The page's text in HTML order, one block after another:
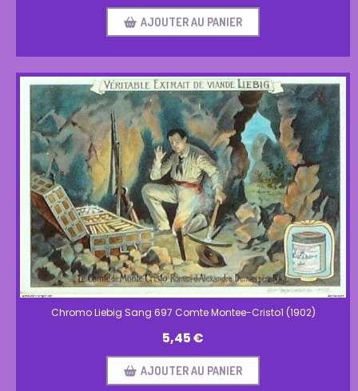
AJOUTER AU PANIER
Chromo Liebig Sang 697 Comte Montee-Cristo1 (1902)
5,45€
AJOUTER AU PANIER